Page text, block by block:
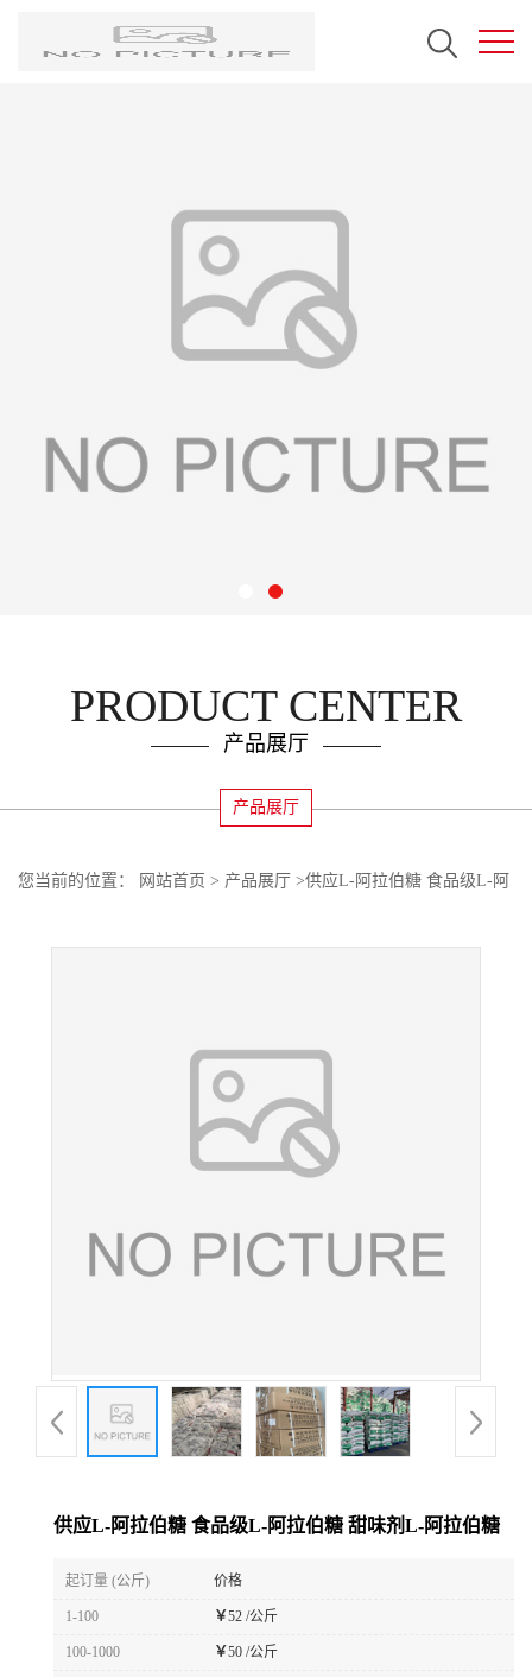
PRODUCT CENTER
产品展厅
产品展厅
您当前的位置： 网站首页 > 产品展厅 >供应L-阿拉伯糖 食品级L-阿
供应L-阿拉伯糖 食品级L-阿拉伯糖 甜味剂L-阿拉伯糖
起订量 (公斤) 价格
1-100 ￥52 /公斤
100-1000 ￥50 /公斤